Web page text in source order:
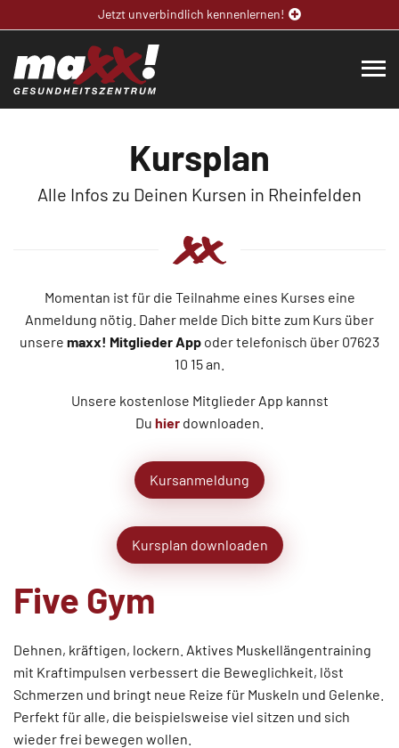
Jetzt unverbindlich kennenlernen!
Kursplan
Alle Infos zu Deinen Kursen in Rheinfelden
Momentan ist für die Teilnahme eines Kurses eine
Anmeldung nötig. Daher melde Dich bitte zum Kurs über
unsere maxx! Mitglieder App oder telefonisch über 07623
10 15an.
Unsere kostenlose Mitglieder App kannst
Du hier downloaden.
Kursanmeldung
Kursplan downloaden
Five Gym
Dehnen, kräftigen, lockern. Aktives Muskellängentraining
mit Kraftimpulsen verbessert die Beweglichkeit, löst
Schmerzen und bringt neue Reize für Muskeln und Gelenke.
Perfekt für alle, die beispielsweise viel sitzen und sich
wieder frei bewegen wollen.